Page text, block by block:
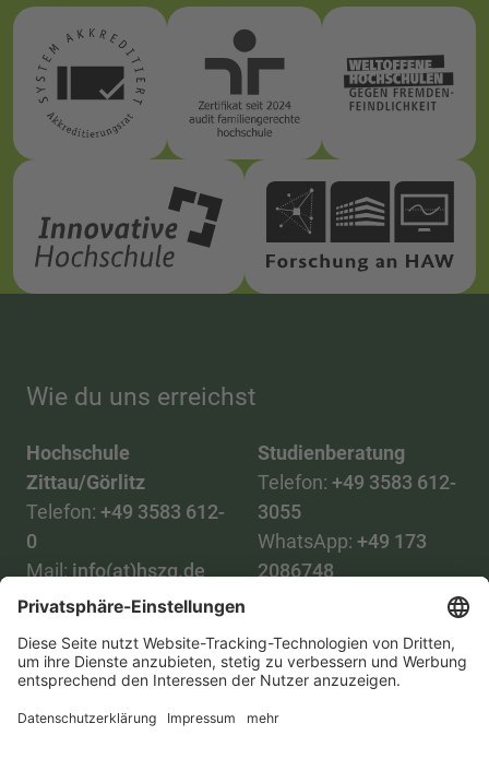
Wie du uns erreichst
Hochschule
Zittau/Görlitz
Telefon: +49 3583 612-
0
Mail: info(at)hszg.de
Studienberatung
Telefon: +49 3583 612-
3055
WhatsApp: +49 173
2086748
Alle StudiengängeDatenschutz